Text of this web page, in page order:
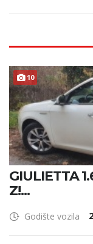
10
GIULIETTA
Z!...
Godište vozila